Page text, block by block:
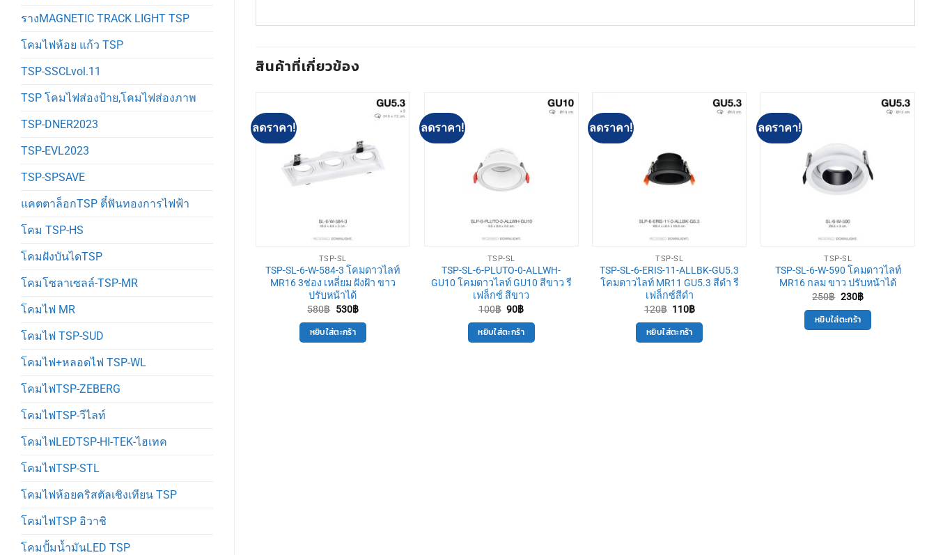
รางMAGNETIC TRACK LIGHT TSP
โคมไฟห้อย แก้ว TSP
TSP-SSCLvol.11
TSP โคมไฟส่องป้าย,โคมไฟส่องภาพ
TSP-DNER2023
TSP-EVL2023
TSP-SPSAVE
แคตตาล็อกTSP ตี๋ฟันทองการไฟฟ้า
โคม TSP-HS
โคมฝังบันไดTSP
โคมโซลาเซลล์-TSP-MR
โคมไฟ MR
โคมไฟ TSP-SUD
โคมไฟ+หลอดไฟ TSP-WL
โคมไฟTSP-ZEBERG
โคมไฟTSP-วีไลท์
โคมไฟLEDTSP-HI-TEK-ไฮเทค
โคมไฟTSP-STL
โคมไฟห้อยคริสตัลเชิงเทียน TSP
โคมไฟTSP อิวาชิ
โคมปั้มน้ำมันLED TSP
สินค้าที่เกี่ยวข้อง
ลดราคา!
TSP-SL
TSP-SL-6-W-584-3 โคมดาวไลท์
MR16 3ช่อง เหลี่ยม ฝังฝ้า ขาว
ปรับหน้าได้
580฿ Original
was:
580฿.
530฿Current
is:
530฿.
หยิบใส่ตะกร้า
ลดราคา!
TSP-SL
TSP-SL-6-PLUTO-0-ALLWH-
GU10 โคมดาวไลท์ GU10 สีขาว รี
เฟล็กซ์ สีขาว
100฿ Original
was:
100฿.
90฿Current
is:
90฿.
หยิบใส่ตะกร้า
ลดราคา!
TSP-SL
TSP-SL-6-ERIS-11-ALLBK-GU5.3
โคมดาวไลท์ MR11 GU5.3 สีดำ รี
เฟล็กซ์สีดำ
120฿ Original
was:
120฿.
110฿Current
is:
110฿.
หยิบใส่ตะกร้า
ลดราคา!
TSP-SL
TSP-SL-6-W-590 โคมดาวไลท์
MR16 กลม ขาว ปรับหน้าได้
250฿ Original
was:
250฿.
230฿Current
is:
230฿.
หยิบใส่ตะกร้า
ว รีเฟล็กซ์สีดำ
price
is:
ลดราคา!
MR16 กลม ดำ ปรับหน้าได้